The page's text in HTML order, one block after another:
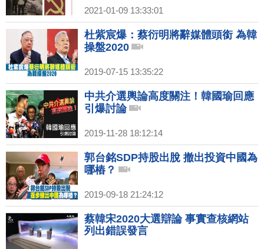
2021-01-09 13:33:01
杜紫宸爆：蔡衍明將辭媒體頭銜 為韓
操盤2020
2019-07-15 13:35:22
中共介選輿論高度關注！韓國瑜回應
引爆討論
2019-11-28 18:12:14
郭台銘SDP持股出脫 撤出投資中國為
哪樁？
2019-09-18 21:24:12
蔡韓宋2020大選辯論 事實查核網站
列出錯誤發言